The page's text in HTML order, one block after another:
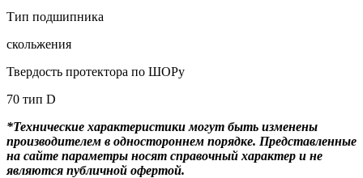
Тип подшипника
скольжения
Твердость протектора по ШОРу
70 тип D
*Технические характеристики могут быть изменены
производителем в одностороннем порядке. Представленные
на сайте параметры носят справочный характер и не
являются публичной офертой.